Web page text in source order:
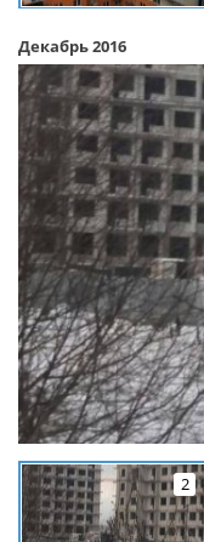
Декабрь 2016
2